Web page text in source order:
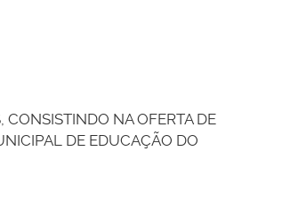
CONSISTINDO NA OFERTA DE
DE EDUCAÇÃO DO